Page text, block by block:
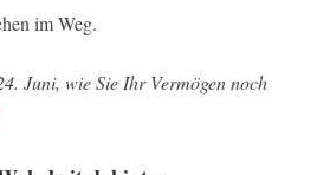
im Weg.
Juni, wie Sie Ihr Vermögen noch